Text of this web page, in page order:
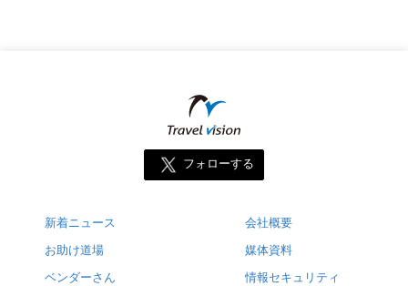
フォローする
新着ニュース
お助け道場
ベンダーさん
会社概要
媒体資料
情報セキュリティ